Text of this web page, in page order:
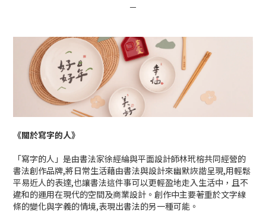
－
《關於寫字的人》
「寫字的人」是由書法家徐經綸與平面設計師林玳榕共同經營的
書法創作品牌,將日常生活藉由書法與設計來幽默詼諧呈現,用輕鬆
平易近人的表達,也讓書法這件事可以更輕盈地走入生活中，且不
違和的運用在現代的空間及商業設計。創作中主要著重於文字線
條的變化與字義的情境,表現出書法的另一種可能。